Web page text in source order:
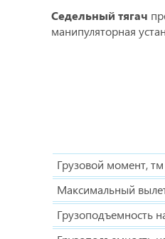
Седельный тягач
манипуляторная
Грузовой момент, тм
Максимальный
Грузоподъемность